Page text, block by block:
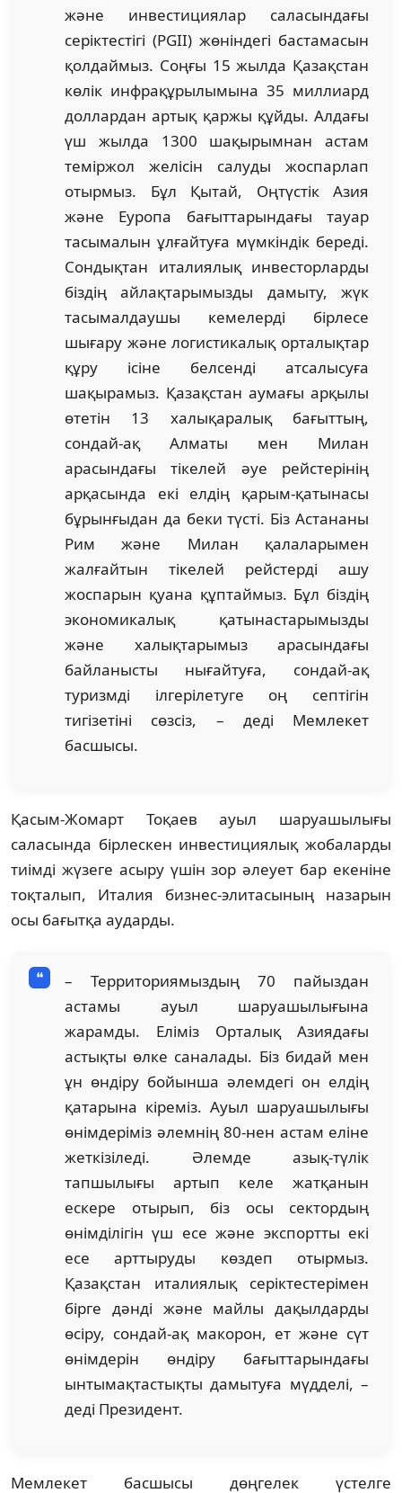
және инвестициялар саласындағы
серіктестігі (PGII) жөніндегі бастамасын
қолдаймыз. Соңғы 15 жылда Қазақстан
көлік инфрақұрылымына 35 миллиард
доллардан артық қаржы құйды. Алдағы
үш жылда 1300 шақырымнан астам
теміржол желісін салуды жоспарлап
отырмыз. Бұл Қытай, Оңтүстік Азия
және Еуропа бағыттарындағы тауар
тасымалын ұлғайтуға мүмкіндік береді.
Сондықтан италиялық инвесторларды
біздің айлақтарымызды дамыту, жүк
тасымалдаушы кемелерді бірлесе
шығару және логистикалық орталықтар
құру ісіне белсенді атсалысуға
шақырамыз. Қазақстан аумағы арқылы
өтетін 13 халықаралық бағыттың,
сондай-ақ Алматы мен Милан
арасындағы тікелей әуе рейстерінің
арқасында екі елдің қарым-қатынасы
бұрынғыдан да беки түсті. Біз Астананы
Рим және Милан қалаларымен
жалғайтын тікелей рейстерді ашу
жоспарын қуана құптаймыз. Бұл біздің
экономикалық қатынастарымызды
және халықтарымыз арасындағы
байланысты нығайтуға, сондай-ақ
туризмді ілгерілетуге оң септігін
тигізетіні сөзсіз, – деді Мемлекет
басшысы.
Қасым-Жомарт Тоқаев ауыл шаруашылығы
саласында бірлескен инвестициялық жобаларды
тиімді жүзеге асыру үшін зор әлеует бар екеніне
тоқталып, Италия бизнес-элитасының назарын
осы бағытқа аударды.
– Территориямыздың 70 пайыздан
астамы ауыл шаруашылығына
жарамды. Еліміз Орталық Азиядағы
астықты өлке саналады. Біз бидай мен
ұн өндіру бойынша әлемдегі он елдің
қатарына кіреміз. Ауыл шаруашылығы
өнімдеріміз әлемнің 80-нен астам еліне
жеткізіледі. Әлемде азық-түлік
тапшылығы артып келе жатқанын
ескере отырып, біз осы сектордың
өнімділігін үш есе және экспортты екі
есе арттыруды көздеп отырмыз.
Қазақстан италиялық серіктестерімен
бірге дәнді және майлы дақылдарды
өсіру, сондай-ақ макорон, ет және сүт
өнімдерін өндіру бағыттарындағы
ынтымақтастықты дамытуға мүдделі, –
деді Президент.
Мемлекет басшысы дөңгелек үстелге